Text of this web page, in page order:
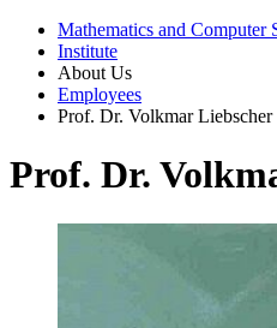
Mathematics and Computer
Institute
About Us
Employees
Prof. Dr. Volkmar Liebscher
Prof. Dr.